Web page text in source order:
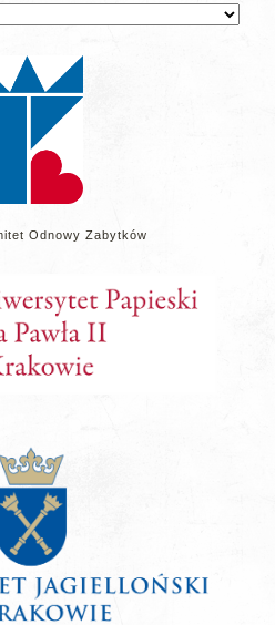
Odnowy Zabytków